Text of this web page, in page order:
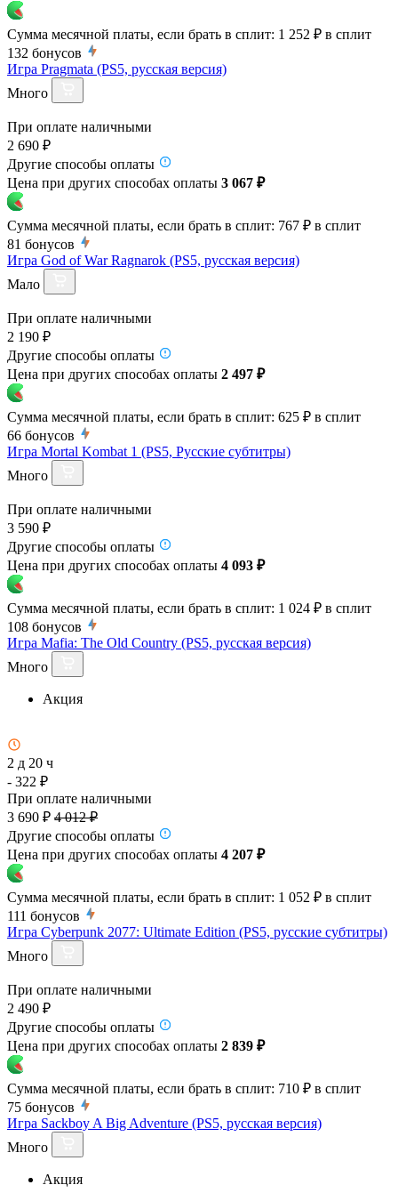
Сумма месячной платы, если брать в сплит: 1 252 ₽ в сплит
132 бонусов
Игра Pragmata (PS5, русская версия)
Много
При оплате наличными
2 690 ₽
Другие способы оплаты
Цена при других способах оплаты 3 067 ₽
Сумма месячной платы, если брать в сплит: 767 ₽ в сплит
81 бонусов
Игра God of War Ragnarok (PS5, русская версия)
Мало
При оплате наличными
2 190 ₽
Другие способы оплаты
Цена при других способах оплаты 2 497 ₽
Сумма месячной платы, если брать в сплит: 625 ₽ в сплит
66 бонусов
Игра Mortal Kombat 1 (PS5, Русские субтитры)
Много
При оплате наличными
3 590 ₽
Другие способы оплаты
Цена при других способах оплаты 4 093 ₽
Сумма месячной платы, если брать в сплит: 1 024 ₽ в сплит
108 бонусов
Игра Mafia: The Old Country (PS5, русская версия)
Много
Акция
2 д 20 ч
- 322 ₽
При оплате наличными
3 690 ₽ 4 012 ₽
Другие способы оплаты
Цена при других способах оплаты 4 207 ₽
Сумма месячной платы, если брать в сплит: 1 052 ₽ в сплит
111 бонусов
Игра Cyberpunk 2077: Ultimate Edition (PS5, русские субтитры)
Много
При оплате наличными
2 490 ₽
Другие способы оплаты
Цена при других способах оплаты 2 839 ₽
Сумма месячной платы, если брать в сплит: 710 ₽ в сплит
75 бонусов
Игра Sackboy A Big Adventure (PS5, русская версия)
Много
Акция